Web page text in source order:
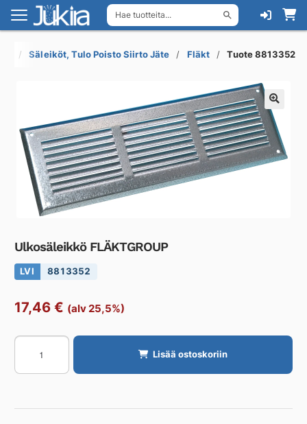
Hae tuotteita...
Siirry
navigointiin
Siirry
sisältöön
Säleiköt, Tulo Poisto Siirto Jäte Fläkt Tuote 8813352
Ulkosäleikkö FLÄKTGROUP
LVI 8813352
17,46 € (alv 25,5%)
Ulkosäleikkö
FLÄKTGROUP
määrä
Lisää ostoskoriin